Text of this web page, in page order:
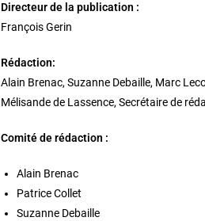
Directeur de la publication :
François Gerin
Rédaction:
Alain Brenac, Suzanne Debaille, Marc
Mélisande de Lassence, Secrétaire de
Comité de rédaction :
Alain Brenac
Patrice Collet
Suzanne Debaille